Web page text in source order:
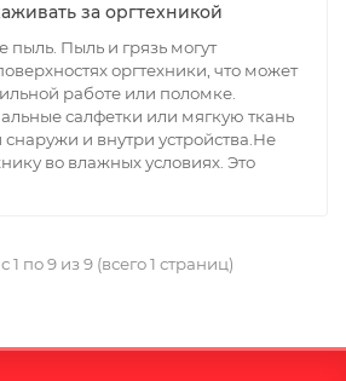
за оргтехникой
пыль. Пыль и грязь могут
оргтехники, что может
работе или поломке.
салфетки или мягкую ткань
и внутри устройства.Не
во влажных условиях. Это
1 по 9 из 9 (всего 1 страниц)